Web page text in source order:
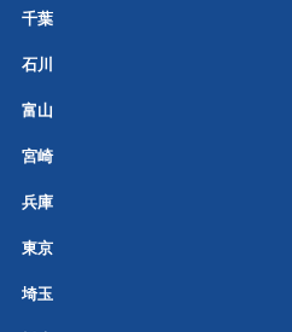
千葉
石川
富山
宮崎
兵庫
東京
埼玉